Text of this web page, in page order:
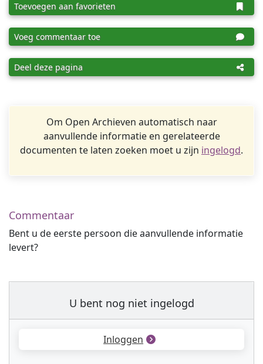
Toevoegen aan favorieten
Voeg commentaar toe
Deel deze pagina
Om Open Archieven automatisch naar
aanvullende informatie en gerelateerde
documenten te laten zoeken moet u zijn ingelogd.
Commentaar
Bent u de eerste persoon die aanvullende informatie
levert?
U bent nog niet ingelogd
Inloggen